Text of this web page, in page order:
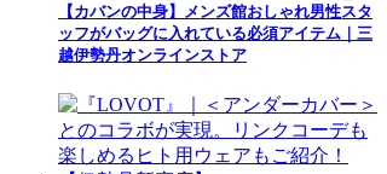
【カバンの中身】メンズ館おしゃれ男性スタ
ッフがバッグに入れている必須アイテム｜三
越伊勢丹オンラインストア